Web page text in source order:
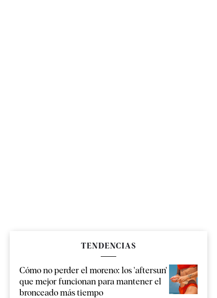
TENDENCIAS
Cómo no perder el moreno: los 'aftersun'
que mejor funcionan para mantener el
bronceado más tiempo